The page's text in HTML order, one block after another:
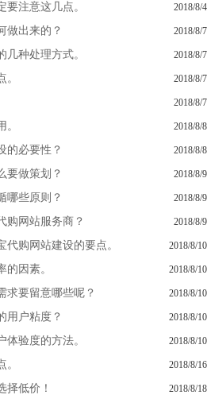
注意这几点。 2018/8/4
做出来的？ 2018/8/7
种处理方式。 2018/8/7
2018/8/7
2018/8/7
2018/8/8
的必要性？ 2018/8/8
要做策划？ 2018/8/9
哪些原则？ 2018/8/9
购网站服务商？ 2018/8/9
购网站建设的要点。 2018/8/10
因素。 2018/8/10
求要留意哪些呢？ 2018/8/10
用户粘度？ 2018/8/10
验度的方法。 2018/8/10
2018/8/16
择低价！ 2018/8/18